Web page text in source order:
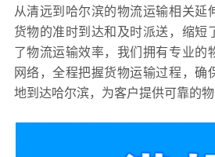
从清远到哈尔滨的物流运输相关延
货物的准时到达和及时派送，缩短
了物流运输效率，我们拥有专业的
网络，全程把握货物运输过程，确
地到达哈尔滨，为客户提供可靠的物